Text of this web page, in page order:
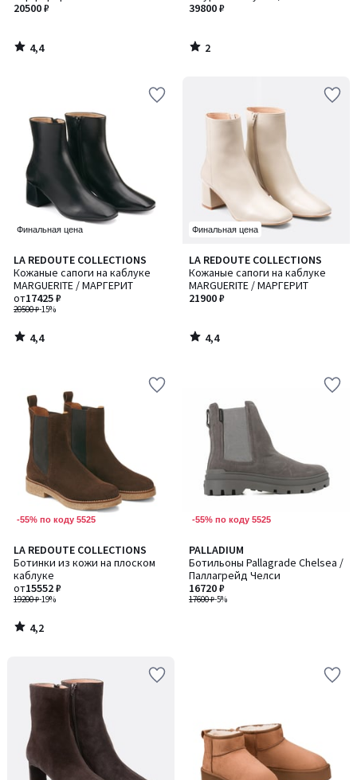
20500 ₽
4,4
/
39800 ₽
2
/
Финальная цена
LA REDOUTE COLLECTIONS
Кожаные сапоги на каблуке
MARGUERITE / МАРГЕРИТ
20500 ₽-15%
от17425 ₽
4,4
/ 5
4,4
/
Финальная цена
LA REDOUTE COLLECTIONS
Кожаные сапоги на каблуке
MARGUERITE / МАРГЕРИТ
21900 ₽
4,4
/ 5
4,4
/
-55% по коду 5525
LA REDOUTE COLLECTIONS
Ботинки из кожи на плоском
каблуке
19200 ₽-19%
от15552 ₽
4,2
/ 5
4,2
/
-55% по коду 5525
PALLADIUM
Ботильоны Pallagrade Chelsea /
Паллагрейд Челси
17600 ₽-5%
16720 ₽